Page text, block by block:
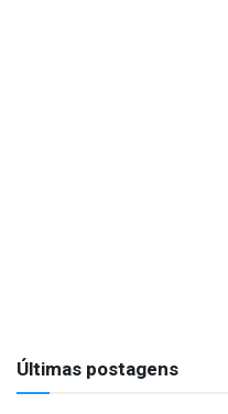
Últimas postagens